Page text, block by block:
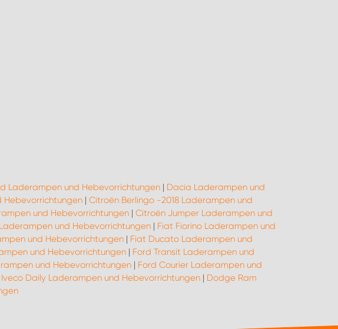
Laderampen und Hebevorrichtungen | Dacia Laderampen und
| Citroën Berlingo -2018 Laderampen und
und Hebevorrichtungen| Citroën Jumper Laderampen und
und Hebevorrichtungen | Fiat Fiorino Laderampen und
und Hebevorrichtungen | Fiat Ducato Laderampen und
und Hebevorrichtungen| Ford Transit Laderampen und
und Hebevorrichtungen | Ford Courier Laderampen und
Iveco Daily Laderampen und Hebevorrichtungen| Dodge Ram